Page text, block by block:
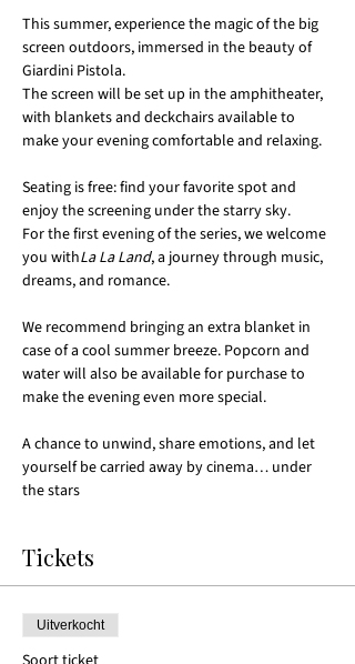
This summer, experience the magic of the big
screen outdoors, immersed in the beauty of
Giardini Pistola.
The screen will be set up in the amphitheater,
with blankets and deckchairs available to
make your evening comfortable and relaxing.
Seating is free: find your favorite spot and
enjoy the screening under the starry sky.
For the first evening of the series, we welcome
you withLa La Land, a journey through music,
dreams, and romance.
We recommend bringing an extra blanket in
case of a cool summer breeze. Popcorn and
water will also be available for purchase to
make the evening even more special.
A chance to unwind, share emotions, and let
yourself be carried away by cinema… under
the stars
Tickets
Uitverkocht